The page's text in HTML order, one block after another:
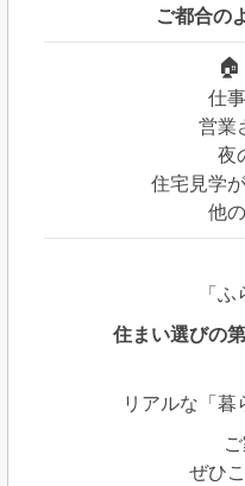
ご都合の
仕
営業
夜
住宅見学
他
「
住まい選びの
リアルな「暮
ぜひ